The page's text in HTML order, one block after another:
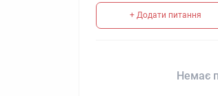
+ Додати питання
Немає